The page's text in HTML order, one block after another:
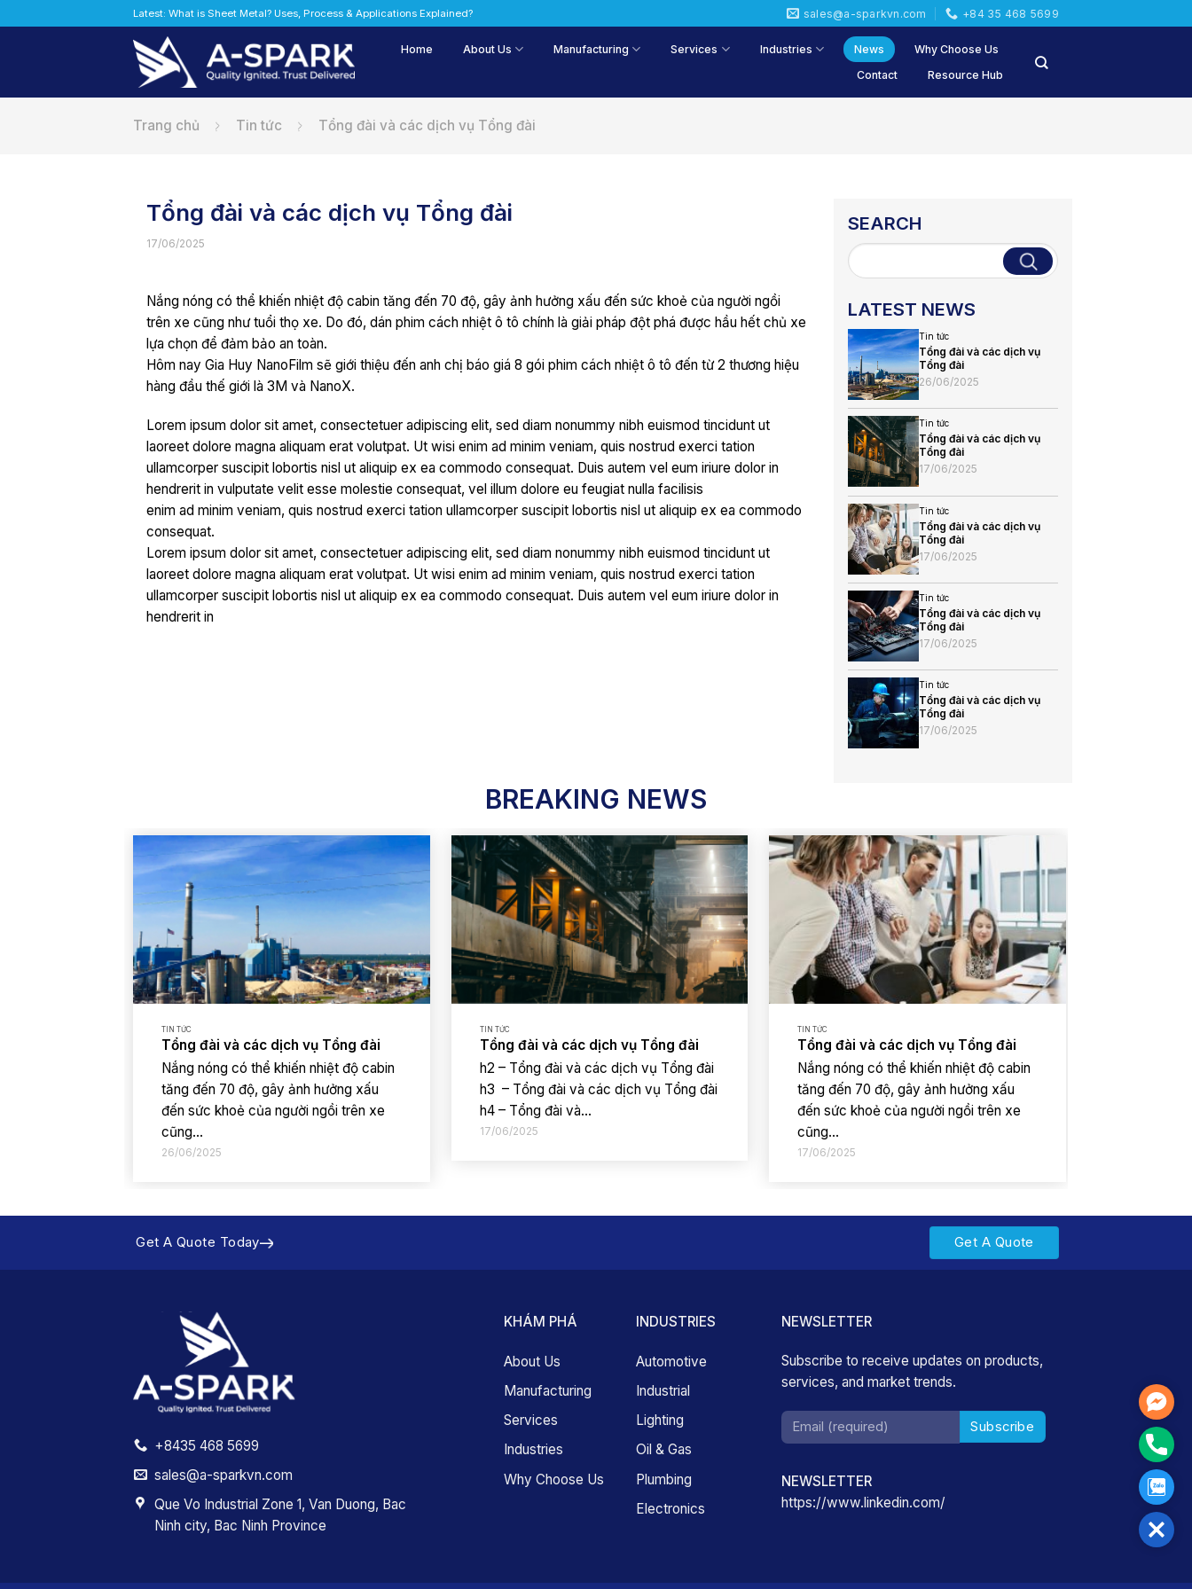
qua
Latest: What is Sheet Metal? Uses, Process & Applications Explained? sales@a-sparkvn.com +84 35 468 5699
Home About Us Manufacturing Services Industries News
Why Choose Us
Contact
Resource Hub
Trang chủ Tin tức Tổng đài và các dịch vụ Tổng đài
BREAKING NEWS
TIN TỨC
Tổng đài và các dịch vụ Tổng đài
26/06/2025
Nắng nóng có thể khiến nhiệt độ cabin
tăng đến 70 độ, gây ảnh hưởng xấu
đến sức khoẻ của người ngồi trên xe
cũng...
TIN TỨC
Tổng đài và các dịch vụ Tổng đài
17/06/2025
h2 – Tổng đài và các dịch vụ Tổng đài
h3 – Tổng đài và các dịch vụ Tổng đài
h4 – Tổng đài và...
TIN TỨC
Tổng đài và các dịch vụ Tổng đài
17/06/2025
Nắng nóng có thể khiến nhiệt độ cabin
tăng đến 70 độ, gây ảnh hưởng xấu
đến sức khoẻ của người ngồi trên xe
cũng...
Tổng đài và các dịch vụ Tổng đài
17/06/2025
Nắng nóng có thể khiến nhiệt độ cabin tăng đến 70 độ, gây ảnh hưởng xấu đến sức khoẻ của người ngồi
trên xe cũng như tuổi thọ xe. Do đó, dán phim cách nhiệt ô tô chính là giải pháp đột phá được hầu hết chủ xe
lựa chọn để đảm bảo an toàn.
Hôm nay Gia Huy NanoFilm sẽ giới thiệu đến anh chị báo giá 8 gói phim cách nhiệt ô tô đến từ 2 thương hiệu
hàng đầu thế giới là 3M và NanoX.
Lorem ipsum dolor sit amet, consectetuer adipiscing elit, sed diam nonummy nibh euismod tincidunt ut
laoreet dolore magna aliquam erat volutpat. Ut wisi enim ad minim veniam, quis nostrud exerci tation
ullamcorper suscipit lobortis nisl ut aliquip ex ea commodo consequat. Duis autem vel eum iriure dolor in
hendrerit in vulputate velit esse molestie consequat, vel illum dolore eu feugiat nulla facilisis
enim ad minim veniam, quis nostrud exerci tation ullamcorper suscipit lobortis nisl ut aliquip ex ea commodo
consequat.
Lorem ipsum dolor sit amet, consectetuer adipiscing elit, sed diam nonummy nibh euismod tincidunt ut
laoreet dolore magna aliquam erat volutpat. Ut wisi enim ad minim veniam, quis nostrud exerci tation
ullamcorper suscipit lobortis nisl ut aliquip ex ea commodo consequat. Duis autem vel eum iriure dolor in
hendrerit in
SEARCH
LATEST NEWS
Tin tức
Tổng đài và các dịch vụ
Tổng đài
26/06/2025
Tin tức
Tổng đài và các dịch vụ
Tổng đài
17/06/2025
Tin tức
Tổng đài và các dịch vụ
Tổng đài
17/06/2025
Tin tức
Tổng đài và các dịch vụ
Tổng đài
17/06/2025
Tin tức
Tổng đài và các dịch vụ
Tổng đài
17/06/2025
Get A Quote Today Get A Quote
+8435 468 5699
sales@a-sparkvn.com
Que Vo Industrial Zone 1, Van Duong, Bac
Ninh city, Bac Ninh Province
KHÁM PHÁ
About Us
Manufacturing
Services
Industries
Why Choose Us
INDUSTRIES
Automotive
Industrial
Lighting
Oil & Gas
Plumbing
Electronics
NEWSLETTER
Subscribe to receive updates on products,
services, and market trends.
NEWSLETTER
https://www.linkedin.com/
Zalo
Close